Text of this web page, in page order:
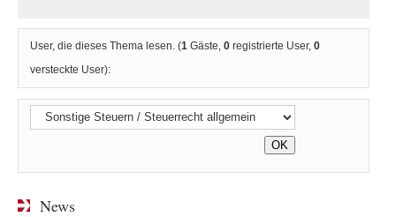
User, die dieses Thema lesen. (1 Gäste,0 registrierte User,0
versteckte User):
News